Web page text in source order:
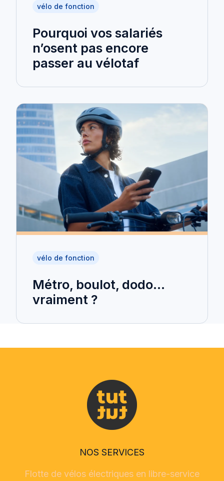
vélo de fonction
Pourquoi vos salariés
n’osent pas encore
passer au vélotaf
vélo de fonction
Métro, boulot, dodo...
vraiment ?
NOS SERVICES
Flotte de vélos électriques en libre-service